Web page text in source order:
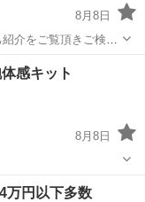
8月8日
ンデザインで、戸建
感キット
8月8日
プレミアムモルツ
万円以下多数